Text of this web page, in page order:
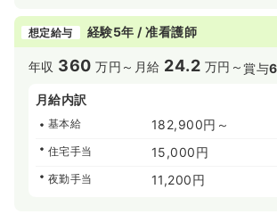
想定給与 経験5年 / 准看護師
年収 360 万円～ 月給 24.2 万円～賞与
月給内訳
基本給 182,900円～
住宅手当 15,000円
夜勤手当 11,200円